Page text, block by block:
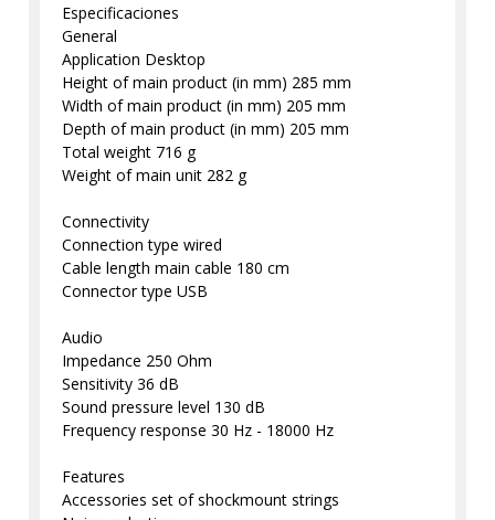
Especificaciones
General
Application Desktop
Height of main product (in mm) 285 mm
Width of main product (in mm) 205 mm
Depth of main product (in mm) 205 mm
Total weight 716 g
Weight of main unit 282 g
Connectivity
Connection type wired
Cable length main cable 180 cm
Connector type USB
Audio
Impedance 250 Ohm
Sensitivity 36 dB
Sound pressure level 130 dB
Frequency response 30 Hz - 18000 Hz
Features
Accessories set of shockmount strings